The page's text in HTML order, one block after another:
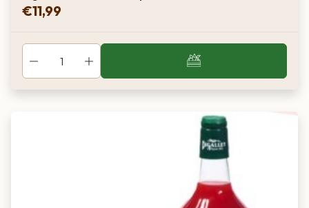
€11,99